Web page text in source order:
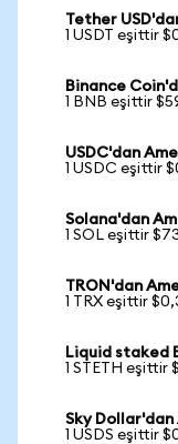
Tether
1 USDT eşittir
Binance
1 BNB eşittir
USDC'dan
1 USDC eşittir
Solana'dan
1 SOL eşittir
TRON'dan
1 TRX eşittir
Liquid staked
1 STETH eşittir
Sky Dollar'dan
1 USDS eşittir